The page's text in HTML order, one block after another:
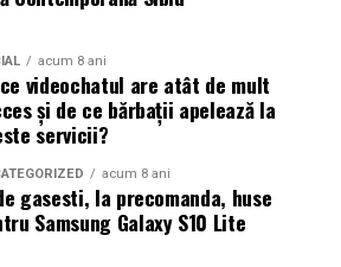
pentru transportul delegației
eveniment internațional,
sportivilor români în cele
deCampioană Internațională
Internațională
Stănculea dreptMVP al
Cup Sardinia 2026, România
acum 8 ani
videochatul are atât de mult
și de ce bărbații apelează la
servicii?
acum 8 ani
gasesti, la precomanda, huse
Samsung Galaxy S10 Lite